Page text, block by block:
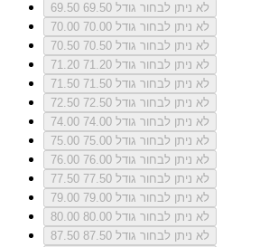
69.50
לא ניתן לבחור גודל 69.50
70.00
לא ניתן לבחור גודל 70.00
70.50
לא ניתן לבחור גודל 70.50
71.20
לא ניתן לבחור גודל 71.20
71.50
לא ניתן לבחור גודל 71.50
72.50
לא ניתן לבחור גודל 72.50
74.00
לא ניתן לבחור גודל 74.00
75.00
לא ניתן לבחור גודל 75.00
76.00
לא ניתן לבחור גודל 76.00
77.50
לא ניתן לבחור גודל 77.50
79.00
לא ניתן לבחור גודל 79.00
80.00
לא ניתן לבחור גודל 80.00
87.50
לא ניתן לבחור גודל 87.50